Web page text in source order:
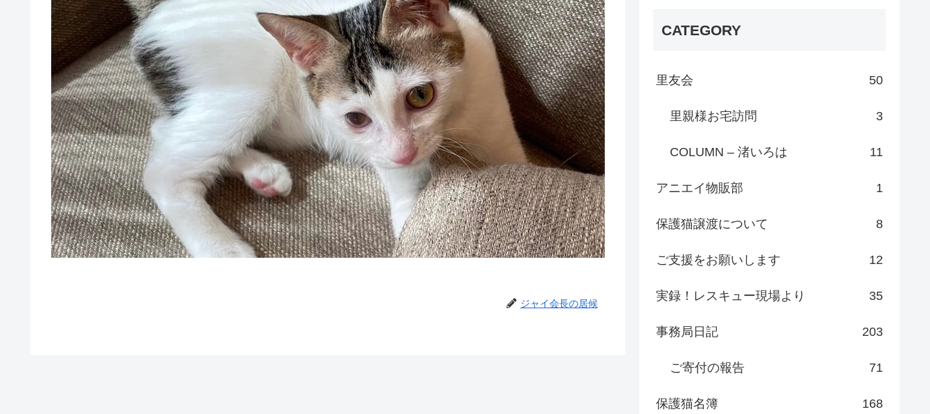
ジャイ会長の居候
CATEGORY
里友会 50
里親様お宅訪問 3
COLUMN – 渚いろは 11
アニエイ物販部 1
保護猫譲渡について 8
ご支援をお願いします 12
実録！レスキュー現場より 35
事務局日記 203
ご寄付の報告 71
保護猫名簿 168